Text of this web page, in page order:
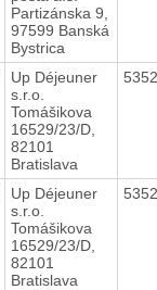
Partizánska 9,
97599 Banská
Bystrica
Up Déjeuner
s.r.o.
Tomášikova
16529/23/D,
82101
Bratislava
Up Déjeuner
s.r.o.
Tomášikova
16529/23/D,
82101
Bratislava